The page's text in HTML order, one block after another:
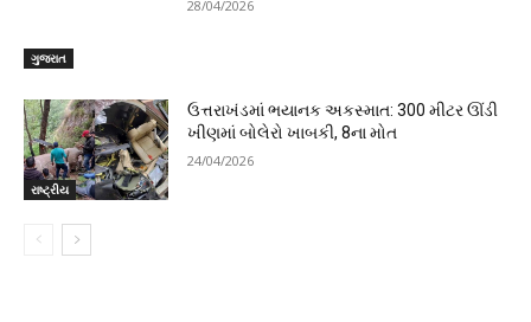
ગુજરાત
28/04/2026
રાષ્ટ્રીય
ઉત્તરાખંડમાં ભયાનક અકસ્માત: 300 મીટર ઊંડી
ખીણમાં બોલેરો ખાબકી, 8ના મોત
24/04/2026